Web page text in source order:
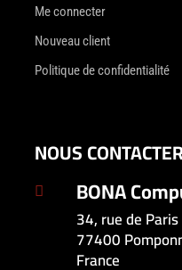
Me connecter
Nouveau client
Politique de confidentialité
NOUS
 BONA
34, rue de Paris
77400
France